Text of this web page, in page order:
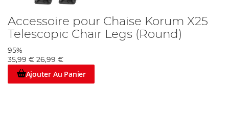
Accessoire pour Chaise Korum X25
Telescopic Chair Legs (Round)
95%
35,99 € 26,99 €
Ajouter Au Panier